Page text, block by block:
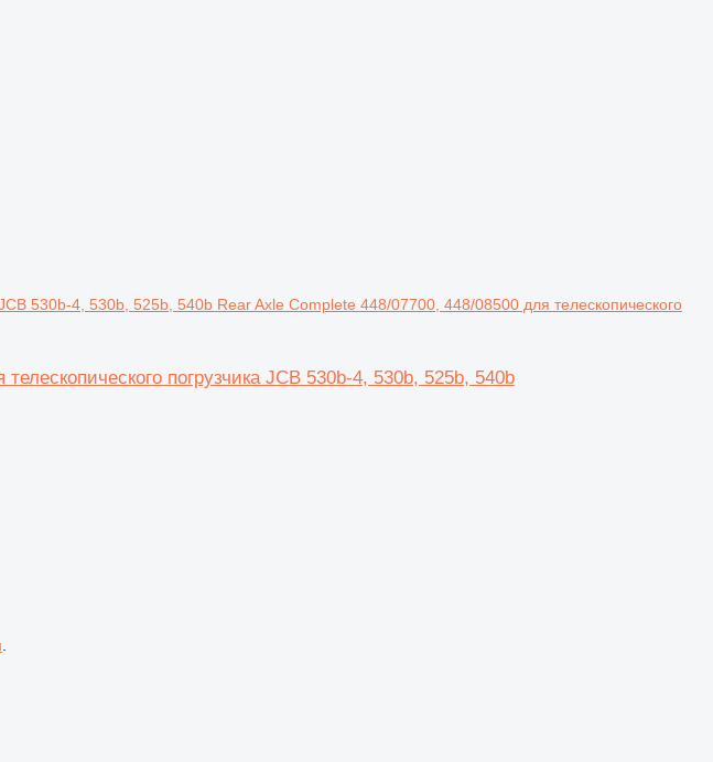
530b-4, 530b, 525b, 540b Rear Axle Complete 448/07700, 448/08500 для телескопического
погрузчика JCB 530b-4, 530b, 525b, 540b